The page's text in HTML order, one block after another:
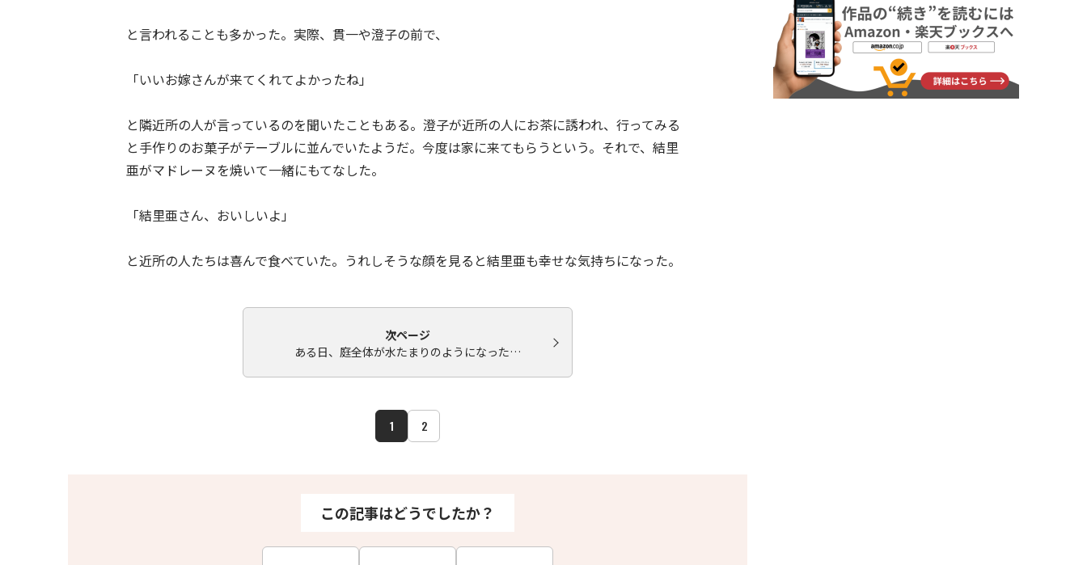
と言われることも多かった。実際、貫一や澄子の前で、
「いいお嫁さんが来てくれてよかったね」
と隣近所の人が言っているのを聞いたこともある。澄子が近所の人にお茶に誘われ、行ってみる
と手作りのお菓子がテーブルに並んでいたようだ。今度は家に来てもらうという。それで、結里
亜がマドレーヌを焼いて一緒にもてなした。
「結里亜さん、おいしいよ」
と近所の人たちは喜んで食べていた。うれしそうな顔を見ると結里亜も幸せな気持ちになった。
次ページ
ある日、庭全体が水たまりのようになった…
1 2
この記事はどうでしたか？